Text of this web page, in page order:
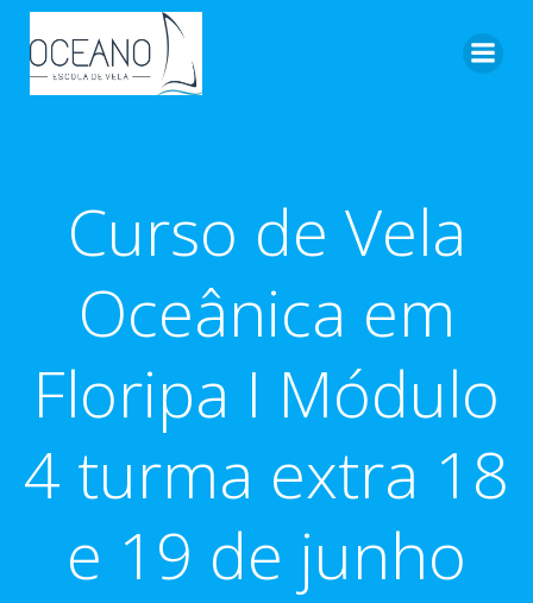
Curso de Vela
Oceânica em
Floripa I Módulo
4 turma extra 18
e 19 de junho